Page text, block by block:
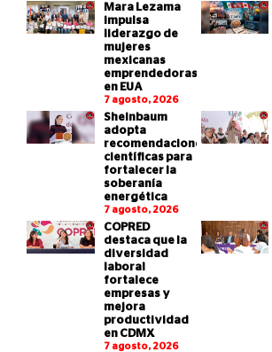
Mara Lezama
impulsa
liderazgo de
mujeres
mexicanas
emprendedoras
en EUA
7 agosto, 2026
Sheinbaum
adopta
recomendaciones
científicas para
fortalecer la
soberanía
energética
7 agosto, 2026
COPRED
destaca que la
diversidad
laboral
fortalece
empresas y
mejora
productividad
en CDMX
7 agosto, 2026